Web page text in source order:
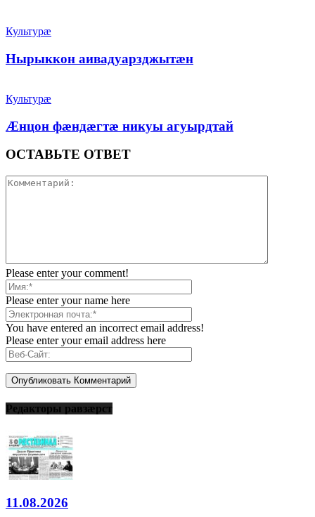
Культурæ
Нырыккон аивадуарзджытæн
Культурæ
Æнцон фæндæгтæ никуы агуырдтай
ОСТАВЬТЕ ОТВЕТ
Please enter your comment!
Please enter your name here
You have entered an incorrect email address!
Please enter your email address here
Редакторы равзæрст
11.08.2026